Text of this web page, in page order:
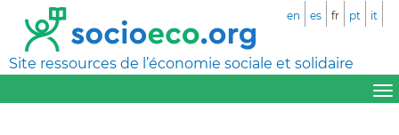
Site ressources de l’économie sociale et solidaire
en es fr pt it